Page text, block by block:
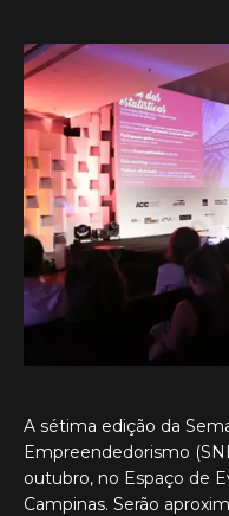
A sétima edição da
Empreendedorismo
outubro, no Espaço de
Campinas. Serão